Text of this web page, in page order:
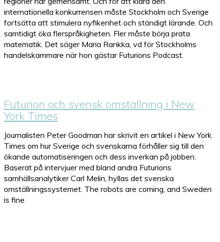
internationella konkurrensen måste Stockholm och Sverige
fortsätta att stimulera nyfikenhet och ständigt lärande. Och
samtidigt öka flerspråkigheten. Fler måste börja prata
matematik. Det säger Maria Rankka, vd för Stockholms
handelskammare när hon gästar Futurions Podcast.
Futurion och svensk omställning i New
York Times
Journalisten Peter Goodman har skrivit en artikel i New York
Times om hur Sverige och svenskarna förhåller sig till den
ökande automatiseringen och dess inverkan på jobben.
Baserat på intervjuer med bland andra Futurions
samhällsanalytiker Carl Melin, hyllas det svenska
omställningssystemet. The robots are coming, and Sweden
is fine